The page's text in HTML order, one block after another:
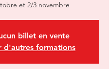
et 2/3 novembre
billet en vente
d'autres formations